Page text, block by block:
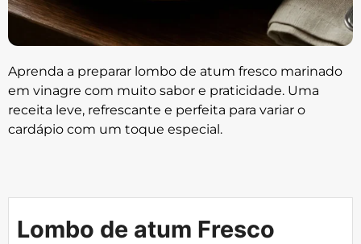
Aprenda a preparar lombo de atum fresco marinado
em vinagre com muito sabor e praticidade. Uma
receita leve, refrescante e perfeita para variar o
cardápio com um toque especial.
Lombo de atum Fresco